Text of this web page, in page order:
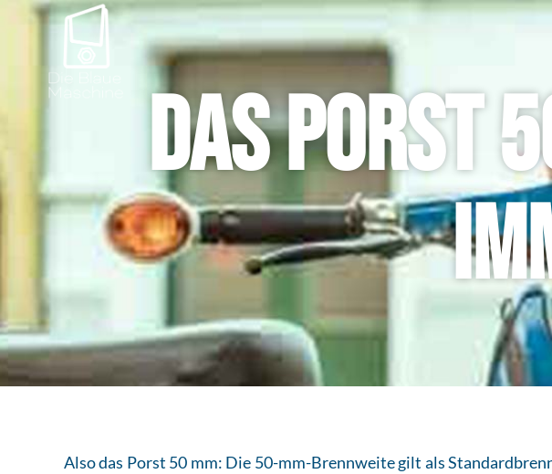
DAS
Also das Porst 50 mm: Die 50-mm-Brennweite gilt als